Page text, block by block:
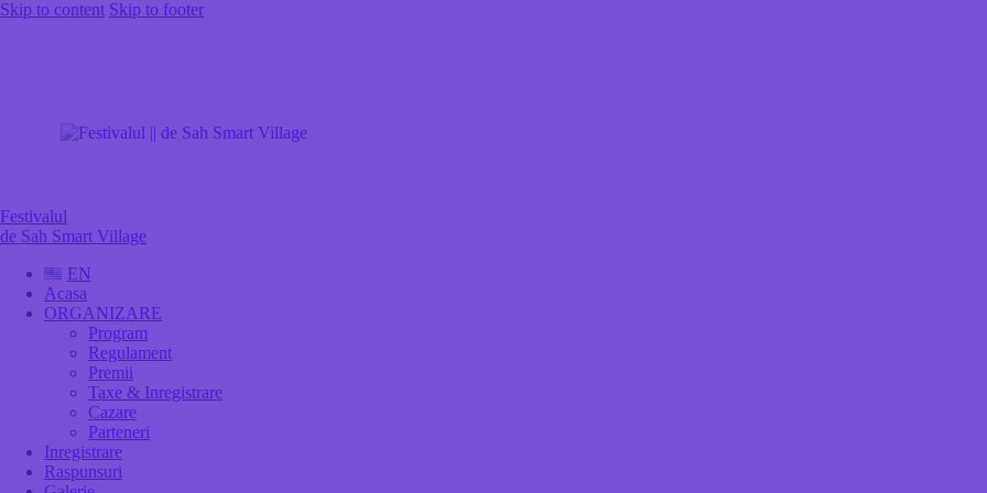
Skip to content Skip to footer
Festivalul
de Sah Smart Village
EN
Acasa
ORGANIZARE
Program
Regulament
Premii
Taxe & Inregistrare
Cazare
Parteneri
Inregistrare
Raspunsuri